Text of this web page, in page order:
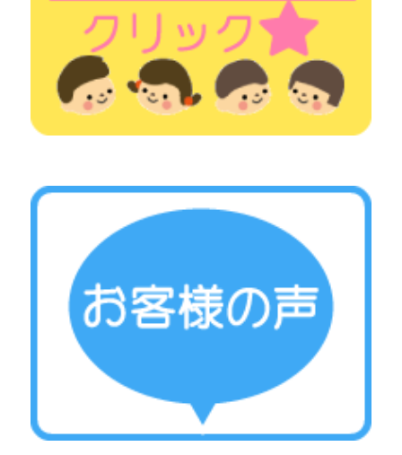
水は気持ちよかったようで、楽しく遊んでくれまし
たくさん遊んで、疲れたのか、お昼寝、就寝の
ときにはみんなぐっすり、、、
そしておやつの時間には、おいしいフルーチェを食
べました
ヨーグルトのような見た目に興味津々
たようです
大きなお口でたくさん食べてくれまし
これからもっともっと暑い日が増えてきますね
ユーカリハウスでは少しでも涼しんでもらえるよ
う、こういった遊びをたくさん用紙していますの
で、遊びにきてくださいね